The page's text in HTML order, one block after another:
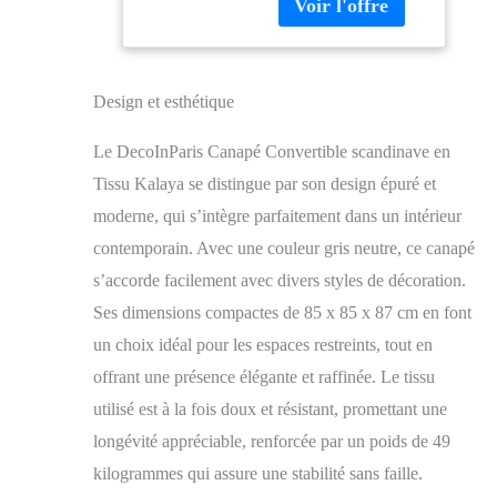
Design et esthétique
Le DecoInParis Canapé Convertible scandinave en
Tissu Kalaya se distingue par son design épuré et
moderne, qui s’intègre parfaitement dans un intérieur
contemporain. Avec une couleur gris neutre, ce canapé
s’accorde facilement avec divers styles de décoration.
Ses dimensions compactes de 85 x 85 x 87 cm en font
un choix idéal pour les espaces restreints, tout en
offrant une présence élégante et raffinée. Le tissu
utilisé est à la fois doux et résistant, promettant une
longévité appréciable, renforcée par un poids de 49
kilogrammes qui assure une stabilité sans faille.